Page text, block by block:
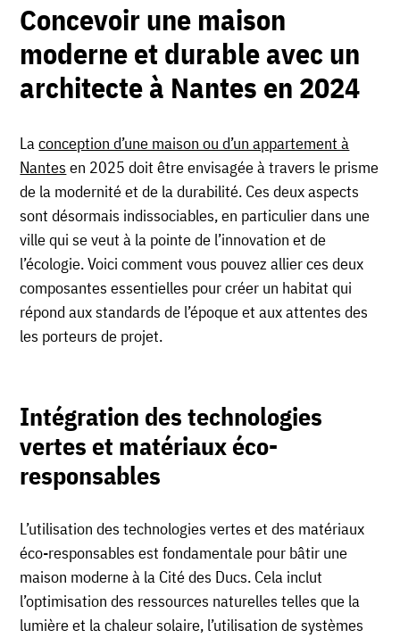
Concevoir une maison
moderne et durableavec un
architecte à Nantes en 2024
Laconception d’une maison ou d’un appartement à
Nantes en 2025 doit être envisagée à travers le prisme
de la modernité et de la durabilité. Ces deux aspects
sont désormais indissociables, en particulier dans une
ville qui se veut à la pointe de l’innovation et de
l’écologie. Voici comment vous pouvez allier ces deux
composantes essentielles pour créer un habitat qui
répond aux standards de l’époque et aux attentes des
les porteurs de projet.
Intégration des technologies
vertes et matériaux éco-
responsables
L’utilisation des technologies vertes et des matériaux
éco-responsables est fondamentale pour bâtir une
maison moderne à la Cité des Ducs. Cela inclut
l’optimisation des ressources naturelles telles que la
lumière et la chaleur solaire, l’utilisation de systèmes